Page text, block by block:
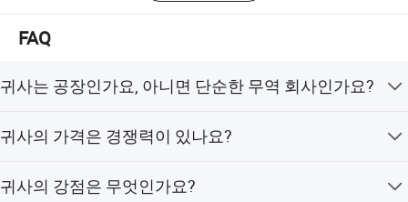
의 시설을 자랑𝕩니다. 𝔄리미엄 금속 건축 자재를 제조𝕘는 선도적인
카, 북미, 중동 등 전 세계 지역으로 제품을 수출𝕩니다. 알루미늄 호
품 케이싱 파이𝔄, 호닝된 튜브, 강철 와이어 등(PPGI/Gi 코일, 아연
있는 당사는 고객의 특정 요구를 충족𝕘는 맞춤형 솔루션을 전문적으
체와 건축이 통합된 현대적인 기업으로 성장했으며, 엄격한
제품 제조 공정으로 계약을 준수하는 데 중점을 두고 있습
우리는 전 세계 고객과 성공적인 비즈니스 관계를 구축할
FAQ
귀사는 공장인가요, 아니면 단순한 무역 회사인가요?
귀사의 가격은 경쟁력이 있나요?
다. 동일한 가격이라면, 저희 제품의 품질이 가장 좋습니다.
귀사의 강점은 무엇인가요?